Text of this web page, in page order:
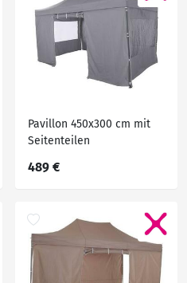
Pavillon 450x300 cm mit
Seitenteilen
489 €